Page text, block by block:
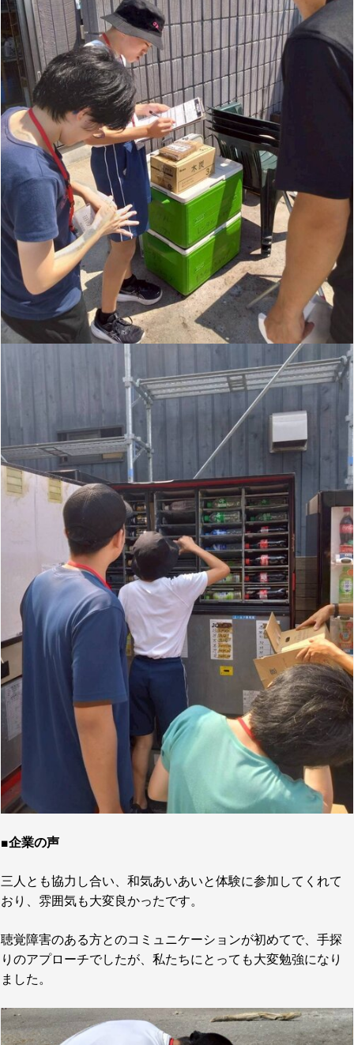
■企業の声
三人とも協力し合い、和気あいあいと体験に参加してくれて
おり、雰囲気も大変良かったです。
聴覚障害のある方とのコミュニケーションが初めてで、手探
りのアプローチでしたが、私たちにとっても大変勉強になり
ました。